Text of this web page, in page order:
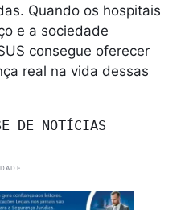
Quando os hospitais
e a sociedade
consegue oferecer
real na vida dessas
DE NOTÍCIAS